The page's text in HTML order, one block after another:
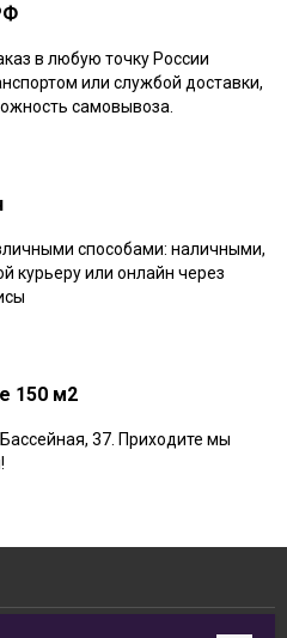
в любую точку России
или службой доставки,
самовывоза.
способами: наличными,
курьеру или онлайн через
150 м2
37. Приходите мы